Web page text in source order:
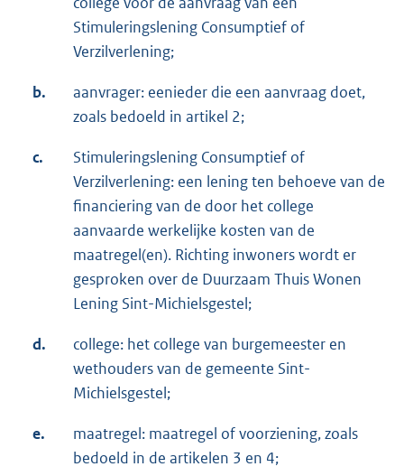
Stimuleringslening Consumptief of
Verzilverlening;
b.
aanvrager: eenieder die een aanvraag doet,
zoals bedoeld in artikel 2;
c.
Stimuleringslening Consumptief of
Verzilverlening: een lening ten behoeve van de
financiering van de door het college
aanvaarde werkelijke kosten van de
maatregel(en). Richting inwoners wordt er
gesproken over de Duurzaam Thuis Wonen
Lening Sint-Michielsgestel;
d.
college: het college van burgemeester en
wethouders van de gemeente Sint-
Michielsgestel;
e.
maatregel: maatregel of voorziening, zoals
bedoeld in de artikelen 3 en 4;